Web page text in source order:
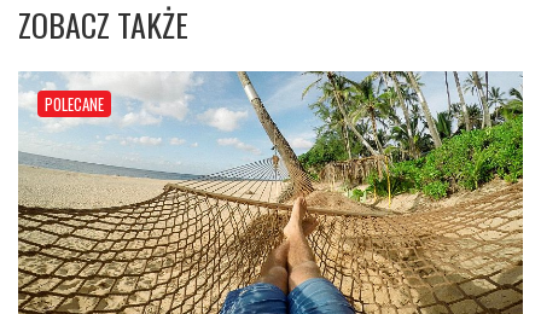
ZOBACZ TAKŻE
POLECANE